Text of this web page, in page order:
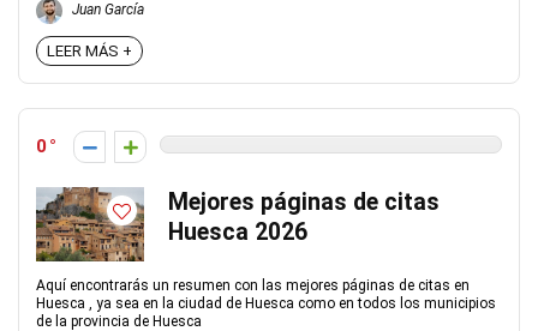
Juan García
LEER MÁS +
0
Mejores páginas de citas
Huesca 2026
Aquí encontrarás un resumen con las mejores páginas de citas en
Huesca , ya sea en la ciudad de Huesca como en todos los municipios
de la provincia de Huesca